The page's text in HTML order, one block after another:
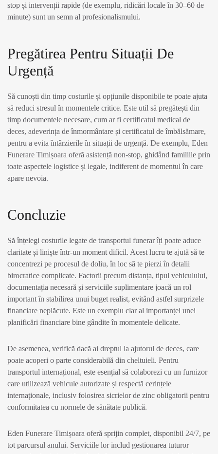
stop și intervenții rapide (de exemplu, ridicări locale în 30–60 de
minute) sunt un semn al profesionalismului.
Pregătirea Pentru Situații De
Urgență
Să cunoști din timp costurile și opțiunile disponibile te poate ajuta
să reduci stresul în momentele critice. Este util să pregătești din
timp documentele necesare, cum ar fi certificatul medical de
deces, adeverința de înmormântare și certificatul de îmbălsămare,
pentru a evita întârzierile în situații de urgență. De exemplu, Eden
Funerare Timișoara oferă asistență non-stop, ghidând familiile prin
toate aspectele logistice și legale, indiferent de momentul în care
apare nevoia.
Concluzie
Să înțelegi costurile legate de transportul funerar îți poate aduce
claritate și liniște într-un moment dificil. Acest lucru te ajută să te
concentrezi pe procesul de doliu, în loc să te pierzi în detalii
birocratice complicate. Factorii precum distanța, tipul vehiculului,
documentația necesară și serviciile suplimentare joacă un rol
important în stabilirea unui buget realist, evitând astfel surprizele
financiare neplăcute. Este un exemplu clar al importanței unei
planificări financiare bine gândite în momentele delicate.
De asemenea, verifică dacă ai dreptul la ajutorul de deces, care
poate acoperi o parte considerabilă din cheltuieli. Pentru
transportul internațional, este esențial să colaborezi cu un furnizor
care utilizează vehicule autorizate și respectă cerințele
internaționale, inclusiv folosirea sicrielor de zinc obligatorii pentru
conformitatea cu normele de sănătate publică.
Eden Funerare Timișoara oferă sprijin complet, disponibil 24/7, pe
tot parcursul anului. Serviciile lor includ gestionarea tuturor